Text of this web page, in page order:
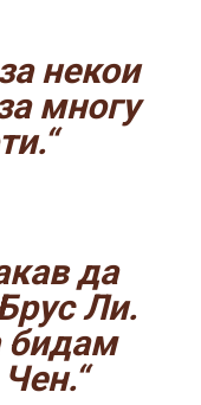
некои
многу
да
Ли.
бидам